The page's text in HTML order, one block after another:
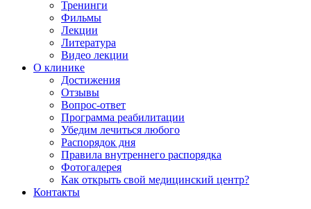
Тренинги
Фильмы
Лекции
Литература
Видео лекции
О клинике
Достижения
Отзывы
Вопрос-ответ
Программа реабилитации
Убедим лечиться любого
Распорядок дня
Правила внутреннего распорядка
Фотогалерея
Как открыть свой медицинский центр?
Контакты